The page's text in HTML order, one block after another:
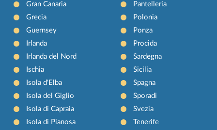
Gran Canaria
Grecia
Guernsey
Irlanda
Irlanda del Nord
Ischia
Isola d'Elba
Isola del Giglio
Isola di Capraia
Isola di Pianosa
Pantelleria
Polonia
Ponza
Procida
Sardegna
Sicilia
Spagna
Sporadi
Svezia
Tenerife